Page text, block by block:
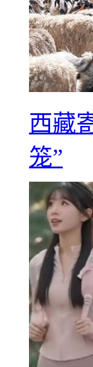
西藏
笼”